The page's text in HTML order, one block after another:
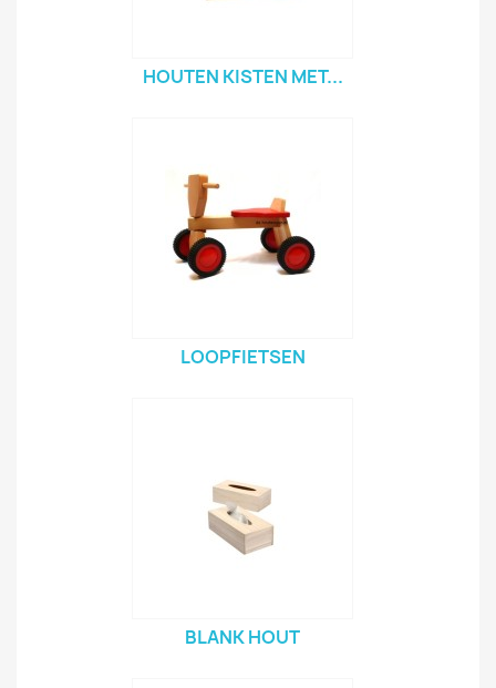
HOUTEN KISTEN MET...
LOOPFIETSEN
BLANK HOUT